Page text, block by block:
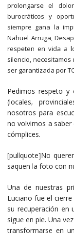
prolongarse el
burocráticos y
siempre gana la
Nahuel Arruga,
respeten en vida a
silencio,
ser garantizada por
Pedimos respeto y
(locales,
nosotros para
no volvimos a saber
cómplices.
[pullquote]No
saquen la foto con
Una de nuestras
Luciano fue el
su recuperación en
sigue en pie. Una
transformarse en